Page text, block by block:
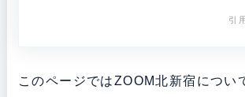
引
このページではZOOM北新宿につい